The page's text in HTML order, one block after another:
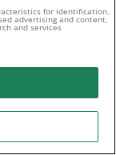
for identification.
advertising and content,
and services